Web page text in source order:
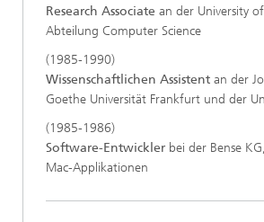
Research Associate an der University
Abteilung Computer Science
(1985-1990)
Wissenschaftlichen Assistent an der
Goethe Universität Frankfurt und der
(1985-1986)
Software-Entwickler bei der Bense
Mac-Applikationen